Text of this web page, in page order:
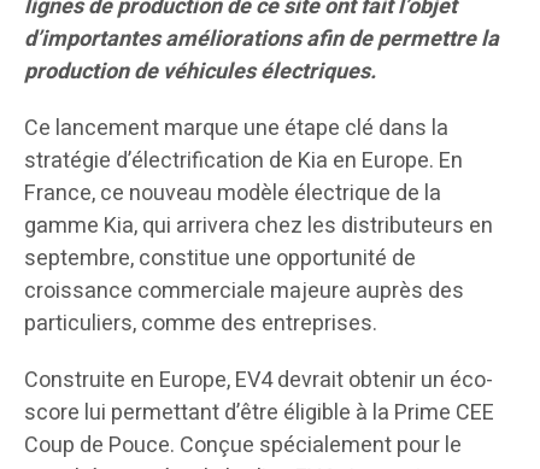
lignes de production de ce site ont fait l’objet
d’importantes améliorations afin de permettre la
production de véhicules électriques.
Ce lancement marque une étape clé dans la
stratégie d’électrification de Kia en Europe. En
France, ce nouveau modèle électrique de la
gamme Kia, qui arrivera chez les distributeurs en
septembre, constitue une opportunité de
croissance commerciale majeure auprès des
particuliers, comme des entreprises.
Construite en Europe, EV4 devrait obtenir un éco-
score lui permettant d’être éligible à la Prime CEE
Coup de Pouce. Conçue spécialement pour le